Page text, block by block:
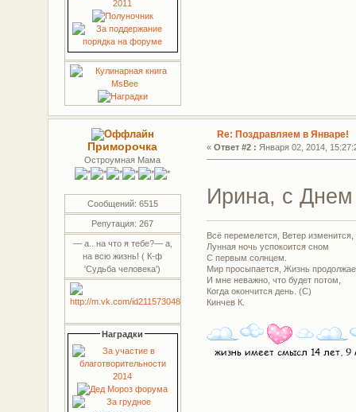
Приморочка
Остроумная Мама
Сообщений: 6515
Репутация: 267
— а.. на что я тебе?— а,
на всю жизнь! ( К-ф
'Судьба человека')
Наградки
Re: Поздравляем в Январе!
«Ответ #2 : Января 02, 2014,
Ирина, с
Всё перемелется, Ветер изменится,
Лунная ночь успокоится сном
С первым солнцем.
Мир просыпается, Жизнь
И мне неважно, что будет потом,
Когда окончится день. (С)
Кинчев К.